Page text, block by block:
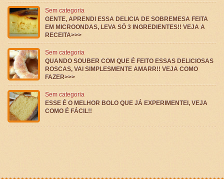
Sem categoria
GENTE, APRENDI ESSA DELICIA DE SOBREMESA FEITA
EM MICROONDAS, LEVA SÓ 3 INGREDIENTES!! VEJA A
RECEITA>>>
Sem categoria
QUANDO SOUBER COM QUE É FEITO ESSAS DELICIOSAS
ROSCAS, VAI SIMPLESMENTE AMARR!! VEJA COMO
FAZER>>>
Sem categoria
ESSE É O MELHOR BOLO QUE JÁ EXPERIMENTEI, VEJA
COMO É FÁCIL!!